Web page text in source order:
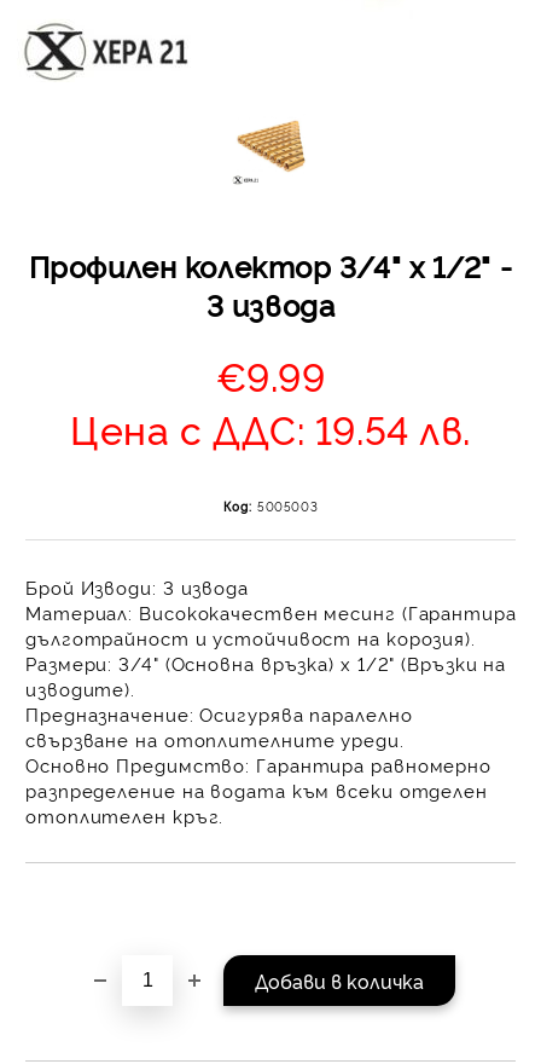
Профилен колектор 3/4" х 1/2" -
3 извода
€9.99
Цена с ДДС: 19.54 лв.
Код: 5005003
Брой Изводи: 3 извода
Материал: Висококачествен месинг (Гарантира
дълготрайност и устойчивост на корозия).
Размери: 3/4" (Основна връзка) х 1/2" (Връзки на
изводите)
Предназначение: Осигурява паралелно
свързване на отоплителните уреди.
Основно Предимство: Гарантира равномерно
разпределение на водата към всеки отделен
отоплителен кръг.
оскъпяване. За
до 400 лв. / €204,52
Плащане на 4 вноски.
момента с карта.
се разделя на 3 равни
без оскъпяване. За
стойност до 1000
на поръчката се
равни месечни вноски